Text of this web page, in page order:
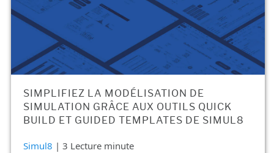
SIMPLIFIEZ LA MODÉLISATION DE
SIMULATION GRÂCE AUX OUTILS QUICK
BUILD ET GUIDED TEMPLATES DE SIMUL8
Simul8 | 3 Lecture minute